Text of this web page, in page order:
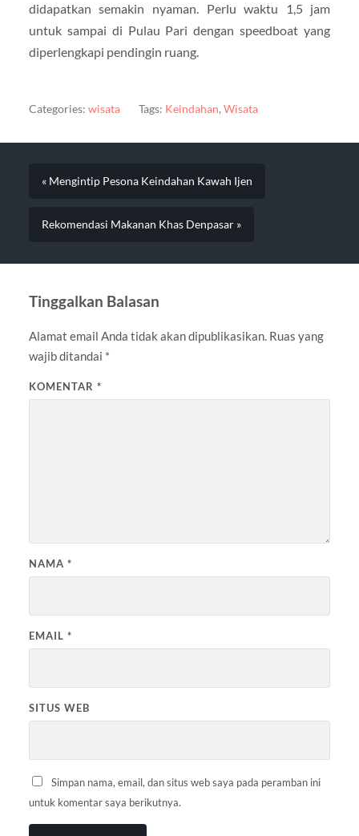
didapatkan semakin nyaman. Perlu waktu 1,5 jam
untuk sampai di Pulau Pari dengan speedboat yang
diperlengkapi pendingin ruang.
Categories: wisata Tags: Keindahan, Wisata
« Mengintip Pesona Keindahan Kawah Ijen
Rekomendasi Makanan Khas Denpasar »
Tinggalkan Balasan
Alamat email Anda tidak akan dipublikasikan. Ruas yang
wajib ditandai *
KOMENTAR *
NAMA *
EMAIL *
SITUS WEB
Simpan nama, email, dan situs web saya pada peramban ini
untuk komentar saya berikutnya.